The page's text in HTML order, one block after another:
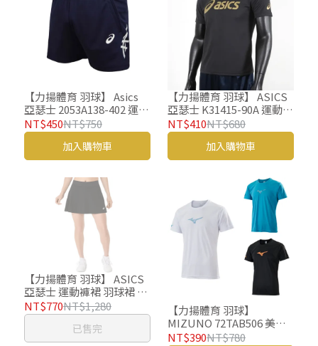
【力揚體育 羽球】 Asics
亞瑟士 2053A138-402 運動
褲 羽球褲 短版 3分
NT$450NT$750
加入購物車
【力揚體育 羽球】 ASICS
亞瑟士 K31415-90A 運動服
羽球衣
NT$410NT$680
加入購物車
【力揚體育 羽球】 ASICS
亞瑟士 運動褲裙 羽球裙 網
球裙 女款 海外版型 網球下
著 2042A369-001 版大
NT$770NT$1,280
已售完
【力揚體育 羽球】
MIZUNO 72TAB506 美津
濃 羽球 羽球衣 羽球服飾
NT$390NT$780